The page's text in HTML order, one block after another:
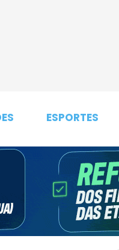
ESPORTES